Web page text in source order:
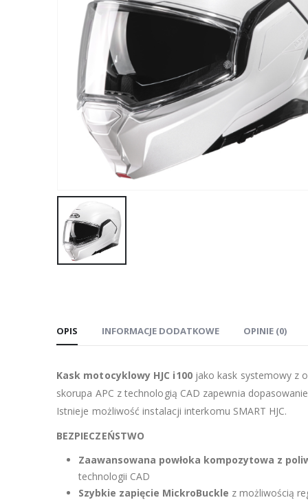
OPIS INFORMACJE DODATKOWE OPINIE (0)
Kask motocyklowy HJC i100 jako kask systemowy z
skorupa APC z technologią CAD zapewnia
Istnieje możliwość instalacji interkomu SMART HJC.
BEZPIECZEŃSTWO
Zaawansowana powłoka kompozytowa z
technologii CAD
Szybkie zapięcie MickroBuckle z możliwością